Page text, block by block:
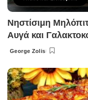
Νηστίσιμη
Αυγά και
Posted
George Zolis